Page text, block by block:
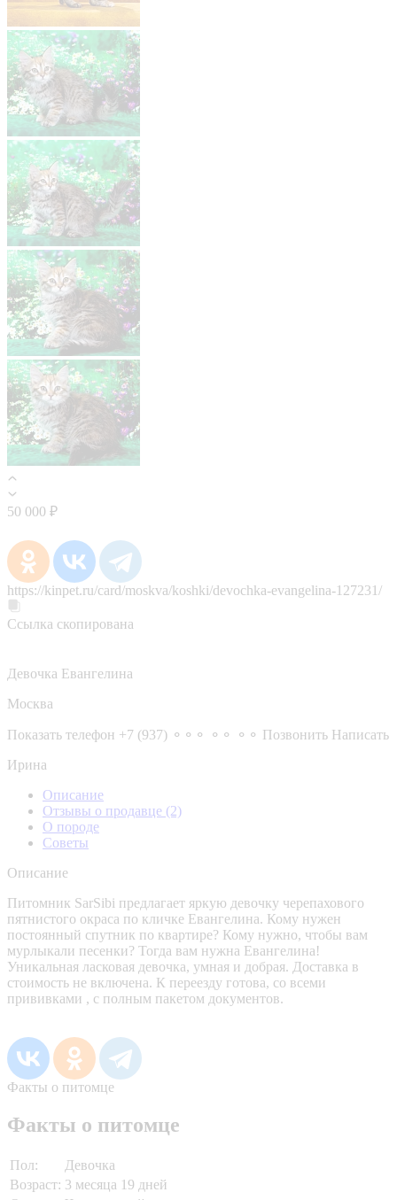
50 000 ₽
https://kinpet.ru/card/moskva/koshki/devochka-evangelina-127231/
Ссылка скопирована
Девочка Евангелина
Москва
Показать телефон +7 (937) ⚬⚬⚬ ⚬⚬ ⚬⚬ Позвонить Написать
Ирина
Описание
Отзывы о продавце (2)
О породе
Советы
Описание
Питомник SarSibi предлагает яркую девочку черепахового
пятнистого окраса по кличке Евангелина. Кому нужен
постоянный спутник по квартире? Кому нужно, чтобы вам
мурлыкали песенки? Тогда вам нужна Евангелина!
Уникальная ласковая девочка, умная и добрая. Доставка в
стоимость не включена. К переезду готова, со всеми
прививками , с полным пакетом документов.
Факты о питомце
Факты о питомце
Пол:
Девочка
Возраст: 3 месяца 19 дней